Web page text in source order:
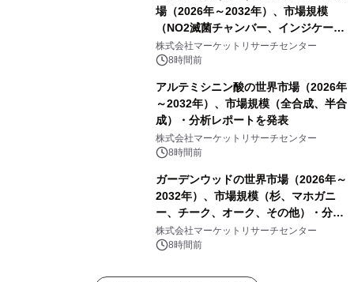
場（2026年～2032年）、市場規模
（NO2滅菌チャンバー、インジケータ
ーおよびモニタリングシステム、その
他）・分析レポートを発表
株式会社マーケットリサーチセンター
8時間前
アルテミシニン酸の世界市場（2026年
～2032年）、市場規模（全合成、半合
成）・分析レポートを発表
株式会社マーケットリサーチセンター
8時間前
ガーデンウッドの世界市場（2026年～
2032年）、市場規模（杉、マホガニ
ー、チーク、オーク、その他）・分析
レポートを発表
株式会社マーケットリサーチセンター
8時間前